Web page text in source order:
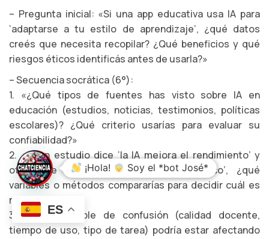
– Pregunta inicial: «Si una app educativa usa IA para
‘adaptarse a tu estilo de aprendizaje’, ¿qué datos
creés que necesita recopilar? ¿Qué beneficios y qué
riesgos éticos identificás antes de usarla?»
– Secuencia socrática (6°):
1. «¿Qué tipos de fuentes has visto sobre IA en
educación (estudios, noticias, testimonios, políticas
escolares)? ¿Qué criterio usarías para evaluar su
confiabilidad?»
2. «Si un estudio dice ‘la IA mejora el rendimiento’ y
otro dice ‘reduce el pensamiento crítico’, ¿qué
variables o métodos compararías para decidir cuál es
más robusto?»
3. «¿Qué variable de confusión (calidad docente,
tiempo de uso, tipo de tarea) podría estar afectando
ES
¡Hola! Soy el *bot José*